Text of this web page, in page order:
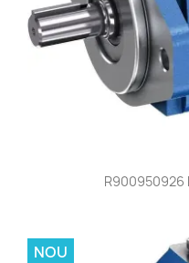
R900950926
NOU